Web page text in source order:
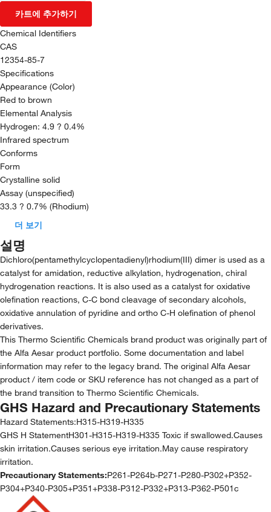
카트에 추가하기
Chemical Identifiers
CAS
12354-85-7
Specifications
Appearance (Color)
Red to brown
Elemental Analysis
Hydrogen: 4.9 ? 0.4%
Infrared spectrum
Conforms
Form
Crystalline solid
Assay (unspecified)
33.3 ? 0.7% (Rhodium)
더 보기
설명
Dichloro(pentamethylcyclopentadienyl)rhodium(III) dimer is used as a
catalyst for amidation, reductive alkylation, hydrogenation, chiral
hydrogenation reactions. It is also used as a catalyst for oxidative
olefination reactions, C-C bond cleavage of secondary alcohols,
oxidative annulation of pyridine and ortho C-H olefination of phenol
derivatives.
This Thermo Scientific Chemicals brand product was originally part of
the Alfa Aesar product portfolio. Some documentation and label
information may refer to the legacy brand. The original Alfa Aesar
product / item code or SKU reference has not changed as a part of
the brand transition to Thermo Scientific Chemicals.
GHS Hazard and Precautionary Statements
Hazard Statements:H315-H319-H335
GHS H StatementH301-H315-H319-H335 Toxic if swallowed.Causes
skin irritation.Causes serious eye irritation.May cause respiratory
irritation.
Precautionary Statements:P261-P264b-P271-P280-P302+P352-
P304+P340-P305+P351+P338-P312-P332+P313-P362-P501c